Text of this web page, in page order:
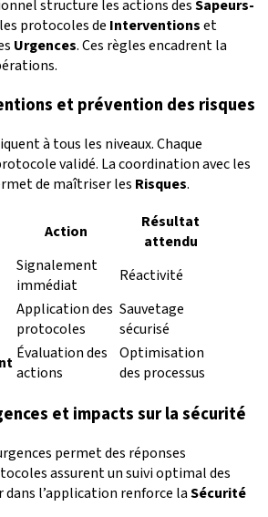
structure les actions desSapeurs-
protocoles de Interventionset
Urgences. Ces règles encadrent la
et prévention des risques
à tous les niveaux. Chaque
validé. La coordination avec les
de maîtriser les Risques.
Action
Résultat
attendu
Signalement
immédiat
Réactivité
Application des
protocoles
Sauvetage
sécurisé
Évaluation des
actions
Optimisation
des processus
et impacts sur la sécurité
permet des réponses
assurent un suivi optimal des
l’application renforce laSécurité